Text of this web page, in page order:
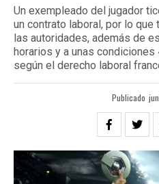
Un exempleado del jugador
un contrato laboral, por lo que
las autoridades, además de
horarios y a unas
según el derecho laboral
Publicado